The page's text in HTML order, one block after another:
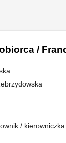
/
/